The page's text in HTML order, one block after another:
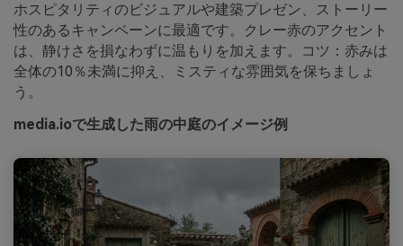
ホスピタリティのビジュアルや建築プレゼン、ストーリー
性のあるキャンペーンに最適です。クレー赤のアクセント
は、静けさを損なわずに温もりを加えます。コツ：赤みは
全体の10％未満に抑え、ミスティな雰囲気を保ちましょ
う。
media.ioで生成した雨の中庭のイメージ例